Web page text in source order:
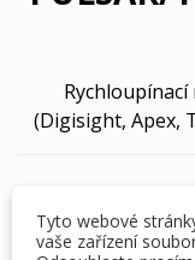
(Digisight, Apex,
7
Tyto webové
vaše zařízení